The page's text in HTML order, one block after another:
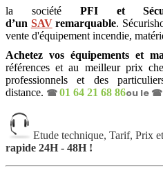
la société PFI et
d’un SAVremarquable.
vente d'équipement incendie,
Achetez vos équipements et
références et au meilleur prix
professionnels et des
distance. ☎01 64 21 68 86ou le ☎
Etude technique, Tarif, Prix
rapide 24H - 48H !